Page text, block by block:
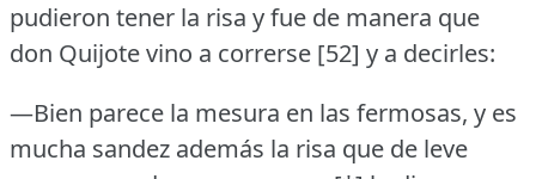
pudieron tener la risa y fue de manera que
don Quijote vino a correrse [52] y a decirles:
—Bien parece la mesura en las fermosas, y es
mucha sandez además la risa que de leve